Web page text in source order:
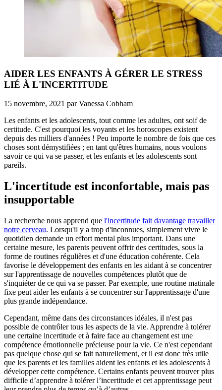
AIDER LES ENFANTS À GÉRER LE STRESS
LIÉ À L'INCERTITUDE
15 novembre, 2021 parVanessa Cobham
Les enfants et les adolescents, tout comme les adultes, ont soif de
certitude. C'est pourquoi les voyants et les horoscopes existent
depuis des milliers d'années ! Peu importe le nombre de fois que ces
choses sont démystifiées ; en tant qu'êtres humains, nous voulons
savoir ce qui va se passer, et les enfants et les adolescents sont
pareils.
L'incertitude est inconfortable, mais pas
insupportable
La recherche nous apprend que l'incertitude fait davantage travailler
notre cerveau. Lorsqu'il y a trop d'inconnues, simplement vivre le
quotidien demande un effort mental plus important. Dans une
certaine mesure, les parents peuvent offrir des certitudes, sous la
forme de routines régulières et d'une éducation cohérente. Cela
favorise le développement des enfants en les aidant à se concentrer
sur l'apprentissage de nouvelles compétences plutôt que de
s'inquiéter de ce qui va se passer. Par exemple, une routine matinale
fixe peut aider les enfants à se concentrer sur l'apprentissage d'une
plus grande indépendance.
Cependant, même dans des circonstances idéales, il n'est pas
possible de contrôler tous les aspects de la vie. Apprendre à tolérer
une certaine incertitude et à faire face au changement est une
compétence émotionnelle précieuse pour la vie. Ce n'est cependant
pas quelque chose qui se fait naturellement, et il est donc très utile
que les parents et les familles aident les enfants et les adolescents à
développer cette compétence. Certains enfants peuvent trouver plus
difficile d’apprendre à tolérer l’incertitude et cet apprentissage peut